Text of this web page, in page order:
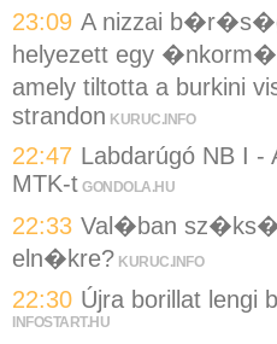
23:09 A nizzai
helyezett egy
amely tiltotta a burkini
strandon KURUC.INFO
22:47 Labdarúgó NB I -
MTK-t GONDOLA.HU
22:33 Val�ban
eln�kre? KURUC.INFO
22:30 Újra borillat lengi
INFOSTART.HU